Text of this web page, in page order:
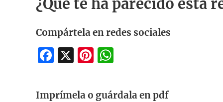
¿Qué te ha parecido esta
Compártela en redes sociales
Facebook
X Pinterest
Imprímela o guárdala en pdf